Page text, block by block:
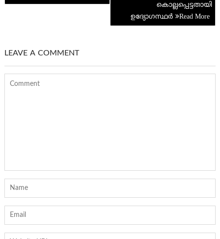
കൊല്ലപ്പെട്ടതായി
ഉദ്യോഗസ്ഥർ
LEAVE A COMMENT